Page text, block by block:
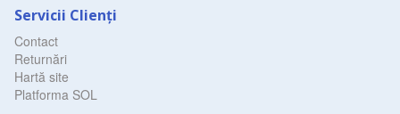
Servicii Clienţi
Contact
Returnări
Hartă site
Platforma SOL